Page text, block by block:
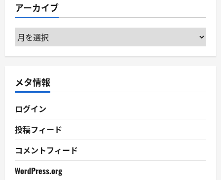
ー
アーカイブ
ア
ー
ブ
メタ情報
ログイン
投稿フィード
コメントフィード
WordPress.org